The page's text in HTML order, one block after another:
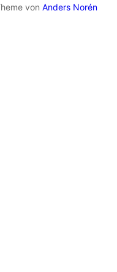
von Anders Norén